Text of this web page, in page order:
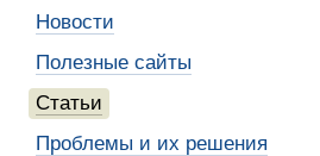
Новости
Полезные сайты
Статьи
Проблемы и их решения